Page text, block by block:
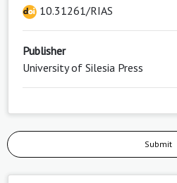
10.31261/RIAS
Publisher
University of Silesia Press
Submit